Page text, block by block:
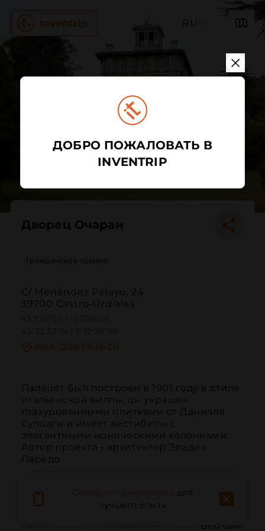
RU
Дворец Очаран
Гражданское здание
C/ Menéndez Pelayo, 24
39700 Castro-Urdiales
Палацет был построен в 1901 году в стиле
итальянской виллы, он украшен
глазурованными плитками от Даниэля
Сулоаги и имеет вестибюль с
элегантными ионическими колоннами.
Автор проекта - архитектор Эладио
Ларедо.
Веб-сайт
для
лучшего опыта
ДОБРО ПОЖАЛОВАТЬ В
INVENTRIP